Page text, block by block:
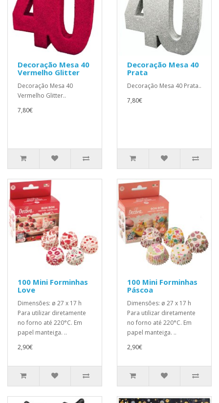
Decoração Mesa 40
Vermelho Glitter
Decoração Mesa 40
Vermelho Glitter..
7,80€
Decoração Mesa 40
Prata
Decoração Mesa 40 Prata..
7,80€
100 Mini Forminhas
Love
Dimensões: ø 27 x 17 h
Para utilizar diretamente
no forno até 220°C. Em
papel manteiga. ..
2,90€
100 Mini Forminhas
Páscoa
Dimensões: ø 27 x 17 h
Para utilizar diretamente
no forno até 220°C. Em
papel manteiga. ..
2,90€